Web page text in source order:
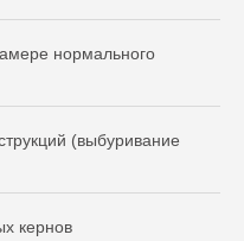
нормального
(выбуривание
кернов